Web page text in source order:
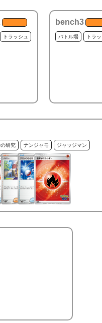
トラッシュ
bench3
バトル場 トラ
研究 ナンジャモ ジャッジマン